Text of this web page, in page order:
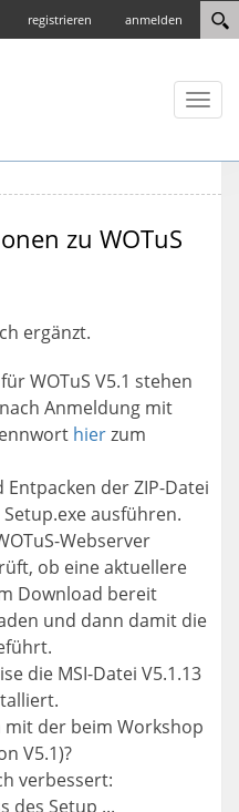
anmelden
registrieren
Toggle
zu WOTuS
ergänzt.
WOTuS V5.1 stehen
Anmeldung mit
hierzum
der ZIP-Datei
ausführen.
Webserver
ob eine aktuellere
Download bereit
und dann damit die
die MSI-Datei V5.1.13
mit der beim Workshop
V5.1)?
verbessert:
des Setup ...